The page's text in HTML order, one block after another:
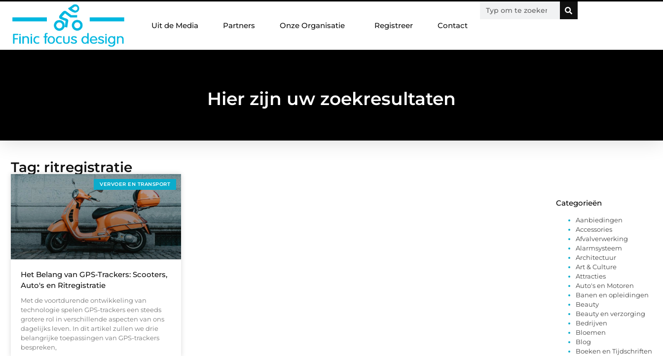
Uit de Media Partners Onze Organisatie Registreer Contact
Hier zijn uw zoekresultaten
Tag: ritregistratie
VERVOER EN TRANSPORT
Het Belang van GPS-Trackers: Scooters,
Auto's en Ritregistratie
Met de voortdurende ontwikkeling van
technologie spelen GPS-trackers een steeds
grotere rol in verschillende aspecten van ons
dagelijks leven. In dit artikel zullen we drie
belangrijke toepassingen van GPS-trackers
bespreken,
Categorieën
Aanbiedingen
Accessories
Afvalverwerking
Alarmsysteem
Architectuur
Art & Culture
Attracties
Auto's en Motoren
Banen en opleidingen
Beauty
Beauty en verzorging
Bedrijven
Bloemen
Blog
Boeken en Tijdschriften